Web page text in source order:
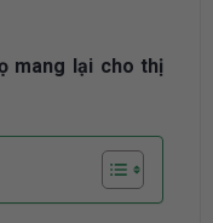
mang lại cho thị